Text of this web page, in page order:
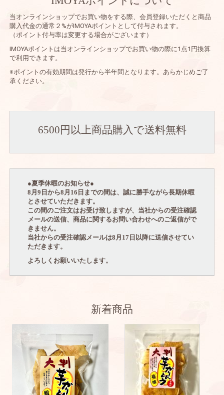
当オンラインショップでお買い物をする際、会員登録いただくと商品
購入代金の通常２%がIMOYAポイントとして付与されます。
（ポイント付与率は変更する場合がございます）
IMOYAポイントは当オンラインショップでお買い物の際に1点1円換算
で利用できます。
※ポイントの有効期間は発行から半年間となります。あらかじめご了
承ください。
6500円以上商品購入で送料無料
●夏季休暇のお知らせ●
8 月 9 日から8 月 16 日までの間は、誠に勝手ながら長期休暇
とさせていただきます。
この間のご注文はお受け致しますが、当社からの受注確認
メールの送信、商品に関するお問い合わせへのご返信がで
きません。
当社からの受注確認メールは8 月 17日以降に送信させてい
ただきます。
よろしくお願いいたします。
新着商品